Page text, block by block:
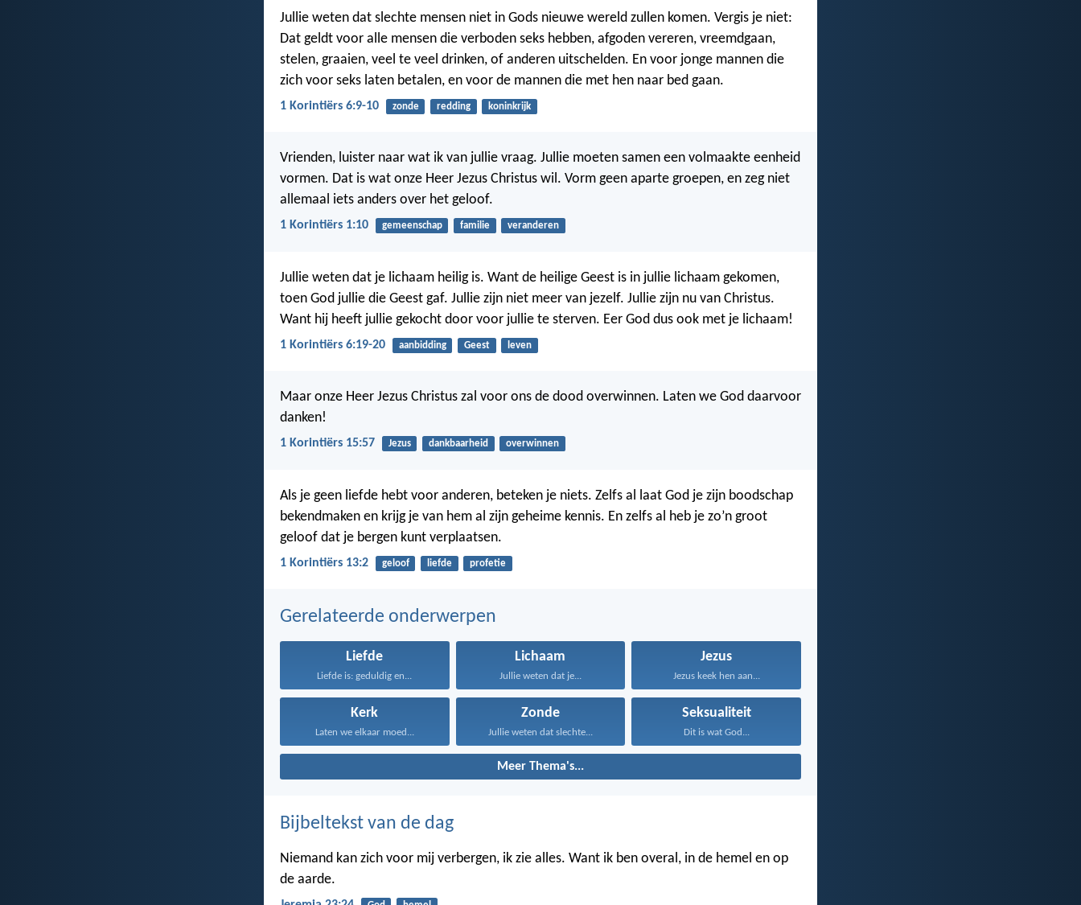
Jullie weten dat slechte mensen niet in Gods nieuwe wereld zullen komen. Vergis je niet:
Dat geldt voor alle mensen die verboden seks hebben, afgoden vereren, vreemdgaan,
stelen, graaien, veel te veel drinken, of anderen uitschelden. En voor jonge mannen die
zich voor seks laten betalen, en voor de mannen die met hen naar bed gaan.
1 Korintiërs 6:9-10 zonde redding koninkrijk
Vrienden, luister naar wat ik van jullie vraag. Jullie moeten samen een volmaakte eenheid
vormen. Dat is wat onze Heer Jezus Christus wil. Vorm geen aparte groepen, en zeg niet
allemaal iets anders over het geloof.
1 Korintiërs 1:10 gemeenschap familie veranderen
Jullie weten dat je lichaam heilig is. Want de heilige Geest is in jullie lichaam gekomen,
toen God jullie die Geest gaf. Jullie zijn niet meer van jezelf. Jullie zijn nu van Christus.
Want hij heeft jullie gekocht door voor jullie te sterven. Eer God dus ook met je lichaam!
1 Korintiërs 6:19-20 aanbidding Geest leven
Maar onze Heer Jezus Christus zal voor ons de dood overwinnen. Laten we God daarvoor
danken!
1 Korintiërs 15:57 Jezus dankbaarheid overwinnen
Als je geen liefde hebt voor anderen, beteken je niets. Zelfs al laat God je zijn boodschap
bekendmaken en krijg je van hem al zijn geheime kennis. En zelfs al heb je zo’n groot
geloof dat je bergen kunt verplaatsen.
1 Korintiërs 13:2 geloof liefde profetie
Gerelateerde onderwerpen
Liefde
Liefde is: geduldig en...
Lichaam
Jullie weten dat je...
Jezus
Jezus keek hen aan...
Kerk
Laten we elkaar moed...
Zonde
Jullie weten dat slechte...
Seksualiteit
Dit is wat God...
Meer Thema's...
Bijbeltekst van de dag
Niemand kan zich voor mij verbergen, ik zie alles. Want ik ben overal, in de hemel en op
de aarde.